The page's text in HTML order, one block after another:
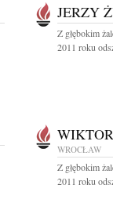
JERZY
Z głębokim
2011 roku
WROCŁAW
Z głębokim
2011 roku